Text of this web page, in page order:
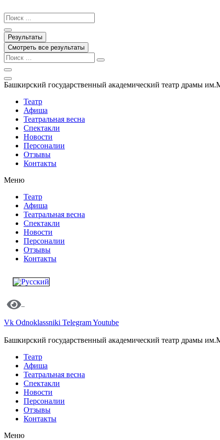
к
содержимому
Search
...
Результаты
Смотреть все результаты
Башкирский государственный академический театр драмы
Театр
Афиша
Театральная весна
Спектакли
Новости
Персоналии
Отзывы
Контакты
Меню
Театр
Афиша
Театральная весна
Спектакли
Новости
Персоналии
Отзывы
Контакты
Vk Odnoklassniki TelegramYoutube
Башкирский государственный академический театр драмы
Театр
Афиша
Театральная весна
Спектакли
Новости
Персоналии
Отзывы
Контакты
Меню